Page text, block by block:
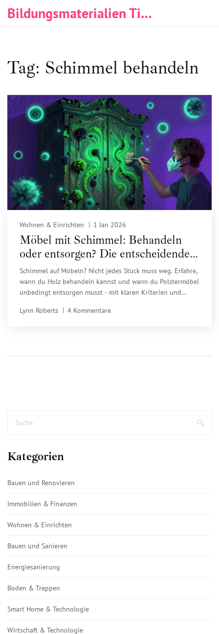
Bildungsmaterialien Tischlerei & Immobilien
Tag: Schimmel behandeln
Wohnen & Einrichten 1 Jan 2026
Möbel mit Schimmel: Behandeln
oder entsorgen? Die entscheidenden
Kriterien 2026
Schimmel auf Möbeln? Nicht jedes Stück muss weg. Erfahre,
wann du Holz behandeln kannst und wann du Polstermöbel
unbedingt entsorgen musst - mit klaren Kriterien und
Lynn Roberts
4 Kommentare
Kategorien
Bauen und Renovieren
Immobilien & Finanzen
Wohnen & Einrichten
Bauen und Sanieren
Energiesanierung
Boden & Treppen
Smart Home & Technologie
Wirtschaft & Technologie